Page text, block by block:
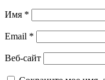
Имя *
Email *
Веб-сайт